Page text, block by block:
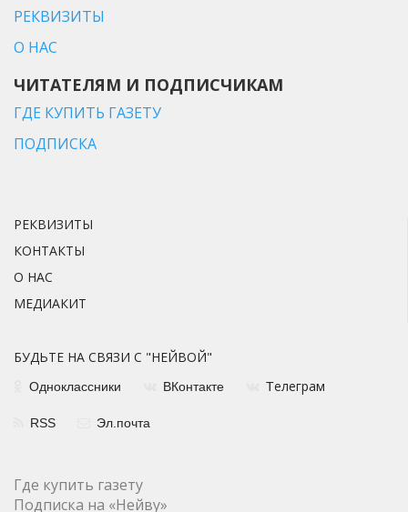
РЕКВИЗИТЫ
О НАС
ЧИТАТЕЛЯМ И ПОДПИСЧИКАМ
ГДЕ КУПИТЬ ГАЗЕТУ
ПОДПИСКА
РЕКВИЗИТЫ
КОНТАКТЫ
О НАС
МЕДИАКИТ
БУДЬТЕ НА СВЯЗИ С "НЕЙВОЙ"
Одноклассники ВКонтакте Телеграм
RSS Эл.почта
Где купить газету
Подписка на «Нейву»